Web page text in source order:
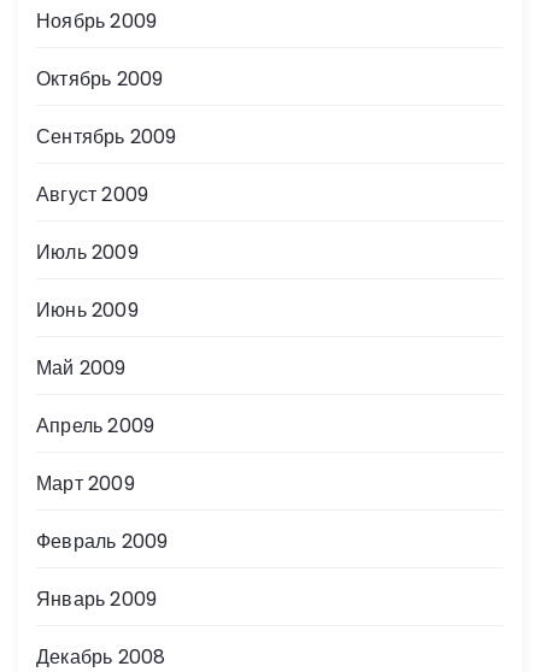
Ноябрь 2009
Октябрь 2009
Сентябрь 2009
Август 2009
Июль 2009
Июнь 2009
Май 2009
Апрель 2009
Март 2009
Февраль 2009
Январь 2009
Декабрь 2008